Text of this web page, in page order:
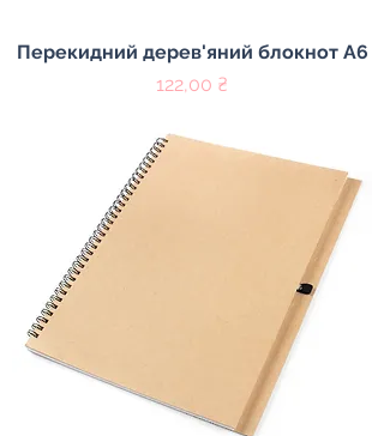
Перекидний дерев'яний блокнот А6
Цена
122,00 ₴